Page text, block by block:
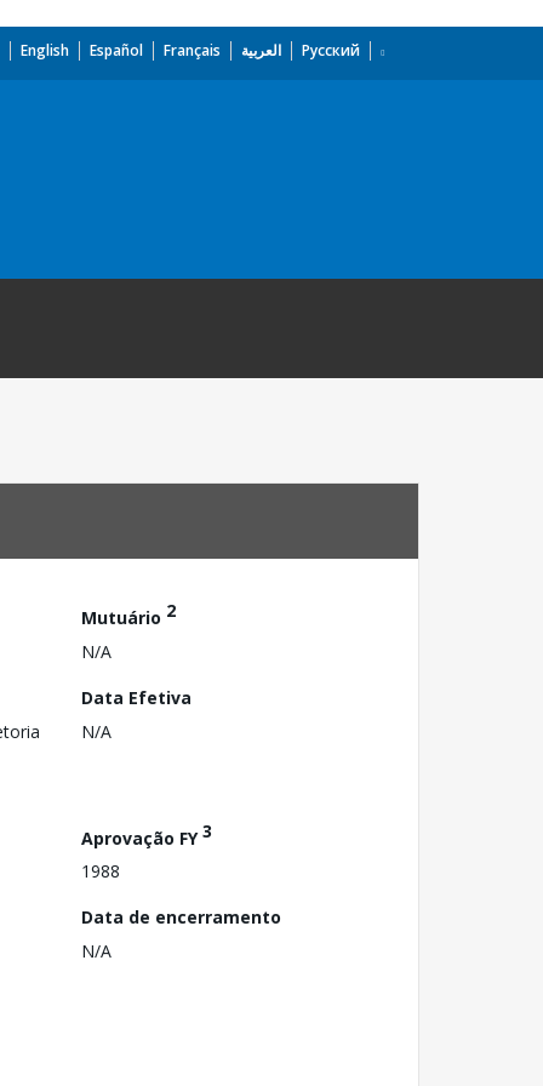
English Español Français العربية Русский
Mutuário 2
N/A
Data Efetiva
N/A
Aprovação FY3
1988
Data de encerramento
N/A